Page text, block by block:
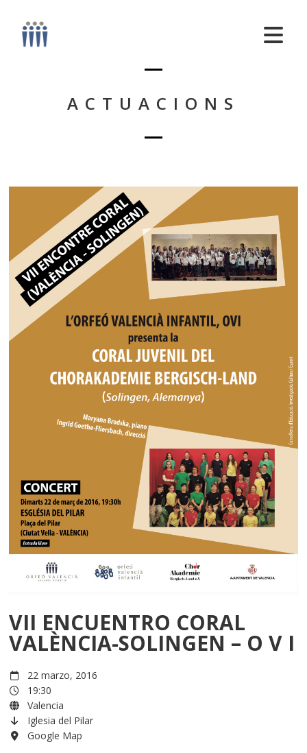
ACTUACIONS
VII ENCUENTRO CORAL
VALÈNCIA-SOLINGEN – O V I
22 marzo, 2016
19:30
Valencia
Iglesia del Pilar
Google Map